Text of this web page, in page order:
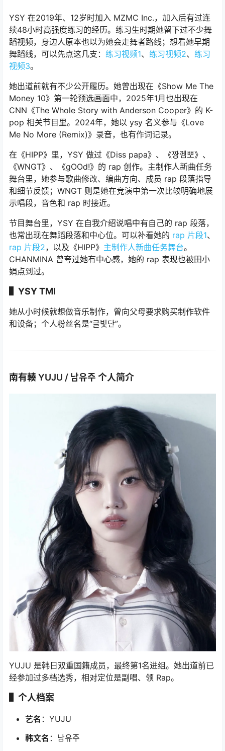
YSY 在2019年、12岁时加入 MZMC Inc.，加入后有过连
续48小时高强度练习的经历。练习生时期她留下过不少舞
蹈视频，身边人原本也以为她会走舞者路线；想看她早期
舞蹈线，可以先点这几支： 练习视频1、 练习视频2、 练习
视频3。
她出道前就有不少公开履历。她曾出现在《Show Me The
Money 10》第一轮预选画面中，2025年1月也出现在
CNN《The Whole Story with Anderson Cooper》的 K-
pop 相关节目里。2024年，她以 ysy 名义参与《Love
Me No More (Remix)》录音，也有作词记录。
在《HIPP》里，YSY 做过《Diss papa》、《짱껨뽀》、
《WNGT》、《gOOd!》的 rap 创作。主制作人新曲任务
舞台里，她参与歌曲修改、编曲方向、成员 rap 段落指导
和细节反馈；WNGT 则是她在竞演中第一次比较明确地展
示唱段，音色和 rap 时接近。
节目舞台里，YSY 在自我介绍说唱中有自己的 rap 段落，
也常出现在舞蹈段落和中心位。可以补看她的 rap 片段1、
rap 片段2，以及《HIPP》 主制作人新曲任务舞台。
CHANMINA 曾夸过她有中心感，她的 rap 表现也被田小
娟点到过。
▌YSY TMI
她从小时候就想做音乐制作，曾向父母要求购买制作软件
和设备；个人粉丝名是“글빛단”。
南有輳 YUJU / 남유주 个人简介
YUJU 是韩日双重国籍成员，最终第1名进组。她出道前已
经参加过多档选秀，相对定位是副唱、领 Rap。
▌个人档案
艺名 ：YUJU
韩文名 ：남유주